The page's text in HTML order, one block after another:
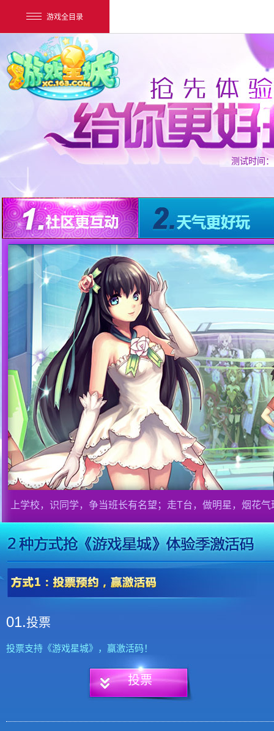
游戏全目录
测试时间
上学校，识同学，争当班长有名望；走T台，做明星，烟花
01.投票
投票支持《游戏星城》，赢激活码！
投票